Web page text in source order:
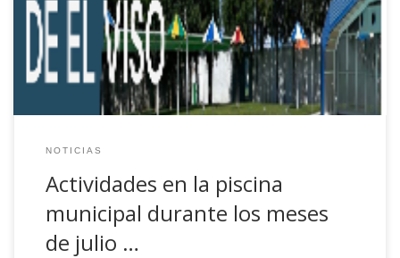
acompañadas del justificante de pago. AQUAGYM Precio:
20€/mes 1º turno: 10:00 a 10:50h 2º turno: 10:50 a 11:40h
3º turno: 21:00 a 22:00h […]
NOTICIAS
Actividades en la piscina
municipal durante los meses
de julio …